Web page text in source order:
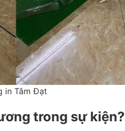
in Tâm Đạt
trong sự kiện?